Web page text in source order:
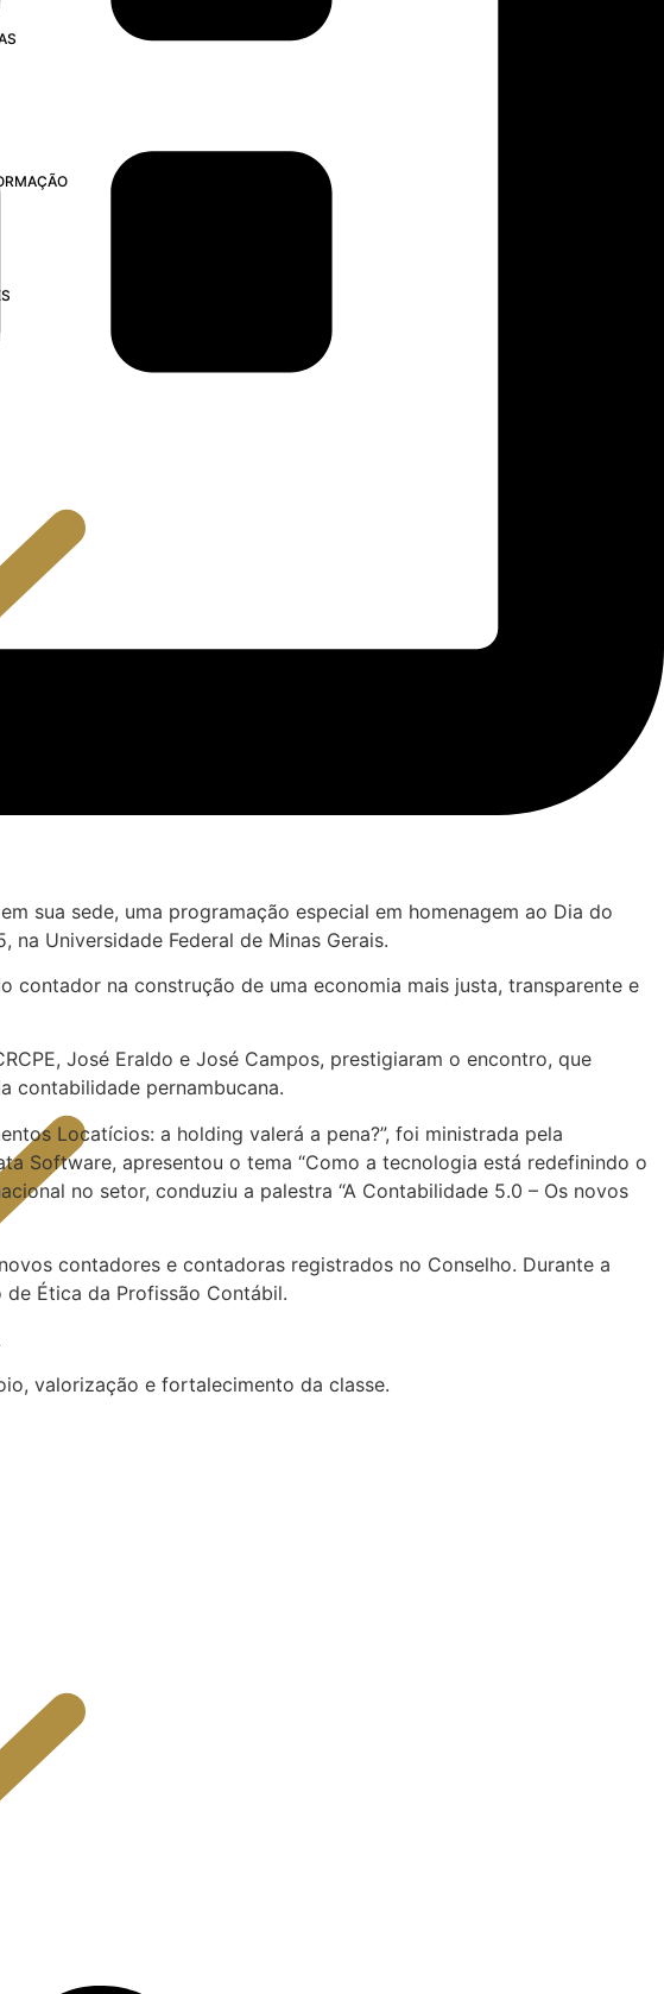
sua sede, uma programação especial em homenagem ao Dia do
Universidade Federal de Minas Gerais.
na construção de uma economia mais justa, transparente e
José Eraldo e José Campos, prestigiaram o encontro, que
contabilidade pernambucana.
Locatícios: a holding valerá a pena?”, foi ministrada pela
Software, apresentou o tema “Como a tecnologia está redefinindo o
no setor, conduziu a palestra “A Contabilidade 5.0 – Os novos
contadores e contadoras registrados no Conselho. Durante a
Ética da Profissão Contábil.
valorização e fortalecimento da classe.